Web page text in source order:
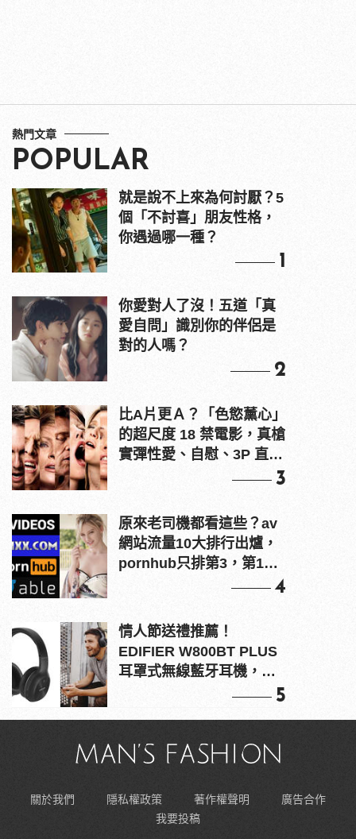
熱門文章
POPULAR
就是說不上來為何討厭？5
個「不討喜」朋友性格，
你遇過哪一種？
1
你愛對人了沒！五道「真
愛自問」識別你的伴侶是
對的人嗎？
2
比A片更Ａ？「色慾薰心」
的超尺度 18 禁電影，真槍
實彈性愛、自慰、3P 直接
3
原來老司機都看這些？av
網站流量10大排行出爐，
pornhub只排第3，第1名
4
情人節送禮推薦！
EDIFIER W800BT PLUS
耳罩式無線藍牙耳機，在
5
關於我們 隱私權政策 著作權聲明
廣告合作
我要投稿